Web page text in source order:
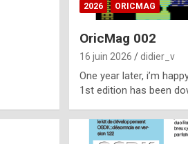
2026 ORICMAG
OricMag 002
16 juin 2026 didier_v
One year later, i’m
1st edition has been